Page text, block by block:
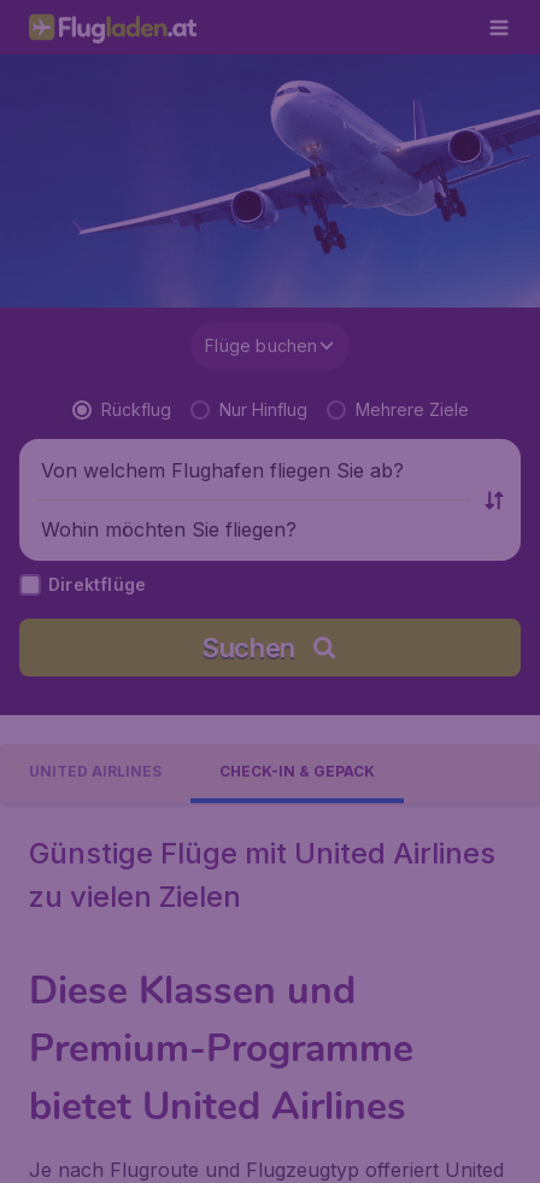
Flüge buchen
Rückflug Nur Hinflug Mehrere Ziele
Von welchem Flughafen fliegen Sie ab?
Wohin möchten Sie fliegen?
Direktflüge
Suchen
UNITED AIRLINES CHECK-IN & GEPÄCK
Günstige Flüge mit United Airlines
zu vielen Zielen
Diese Klassen und
Premium-Programme
bietet United Airlines
Je nach Flugroute und Flugzeugtyp offeriert United